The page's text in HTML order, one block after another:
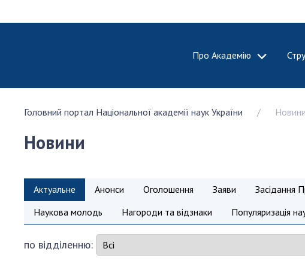
Про Академію
Про Національну
Національної
України
Нагороди,
Головний портал Національної академії наук України Новини
Новини
Актуальне Анонси Оголошення Заяви Засідання
Наукова молодь
Нагороди та відзнаки Популяризація
по відділенню: